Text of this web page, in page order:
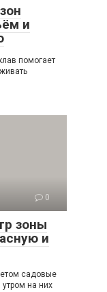
и
помогает
0
зоны
и
садовые
на них